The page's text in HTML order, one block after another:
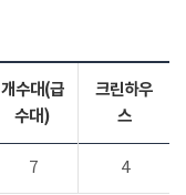
개수대(급
수대)
크린하우
스
7 4